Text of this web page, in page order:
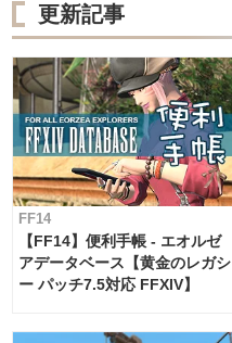
更新記事
FF14
【FF14】便利手帳 - エオルゼ
アデータベース【黄金のレガシ
ー パッチ7.5対応 FFXIV】